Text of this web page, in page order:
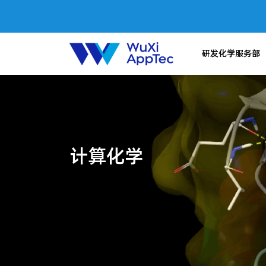
研发化学服务部
计算化学